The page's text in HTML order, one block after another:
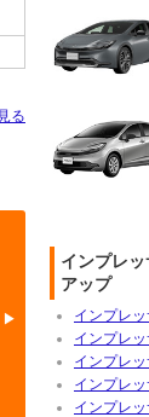
る
▶
2018/11～2019/
15.8～18.2
インプレ
アップ
インプレ
インプレ
インプレ
インプレ
インプレ